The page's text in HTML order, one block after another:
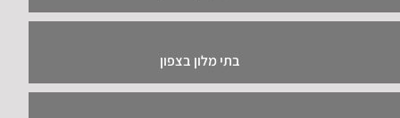
בתי מלון בצפון